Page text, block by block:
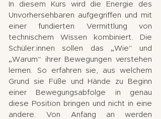
In diesem Kurs wird die Energie des
Unvorhersehbaren aufgegriffen und mit
einer fundierten Vermittlung von
technischem Wissen kombiniert. Die
Schüler:innen sollen das „Wie“ und
„Warum“ ihrer Bewegungen verstehen
lernen. So erfahren sie, aus welchem
Grund sie Füße und Hände zu Beginn
einer Bewegungsabfolge in genau
diese Position bringen und nicht in eine
andere. Von Anfang an werden